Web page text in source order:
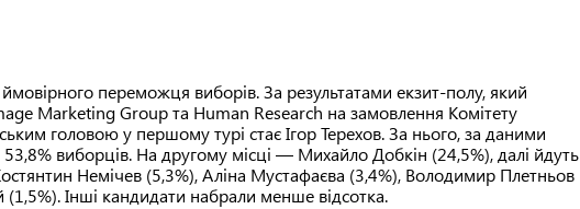
переможця виборів. За результатами екзит-полу, який
Marketing Group та Human Research на замовлення Комітету
головою у першому турі стає Ігор Терехов. За нього, за даними
53,8% виборців. На другому місці — Михайло Добкін (24,5%), далі йдуть
Немічев (5,3%), Аліна Мустафаєва (3,4%), Володимир Плетньов
Інші кандидати набрали менше відсотка.